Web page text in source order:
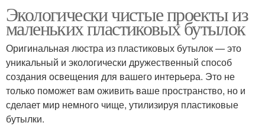
Экологически чистые проекты из
маленьких пластиковых бутылок
Оригинальная люстра из пластиковых бутылок — это
уникальный и экологически дружественный способ
создания освещения для вашего интерьера. Это не
только поможет вам оживить ваше пространство, но и
сделает мир немного чище, утилизируя пластиковые
бутылки.